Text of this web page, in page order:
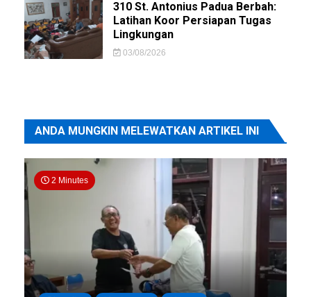
310 St. Antonius Padua Berbah:
Latihan Koor Persiapan Tugas
Lingkungan
03/08/2026
ANDA MUNGKIN MELEWATKAN ARTIKEL INI
2 Minutes